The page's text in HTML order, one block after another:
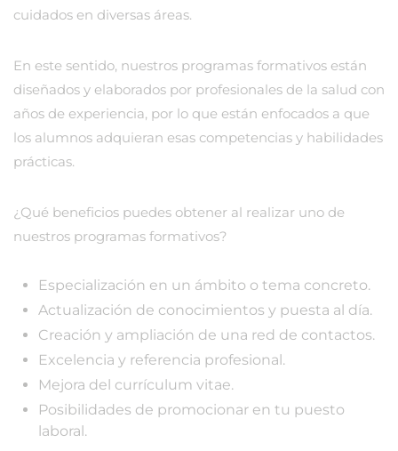
cuidados en diversas áreas.
En este sentido, nuestros programas formativos están
diseñados y elaborados por profesionales de la salud con
años de experiencia, por lo que están enfocados a que
los alumnos adquieran esas competencias y habilidades
prácticas.
¿Qué beneficios puedes obtener al realizar uno de
nuestros programas formativos?
Especialización en un ámbito o tema concreto.
Actualización de conocimientos y puesta al día.
Creación y ampliación de una red de contactos.
Excelencia y referencia profesional.
Mejora del currículum vitae.
Posibilidades de promocionar en tu puesto
laboral.